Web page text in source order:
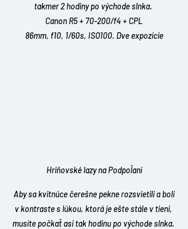
takmer 2 hodiny po východe slnka.
Canon R5 + 70-200/f4 + CPL
86mm, f10, 1/60s, ISO100. Dve expozície
Hriňovské lazy na Podpoľaní
v kontraste s lúkou, ktorá je ešte stále v tieni,
musíte počkať asi tak hodinu po východe slnka.